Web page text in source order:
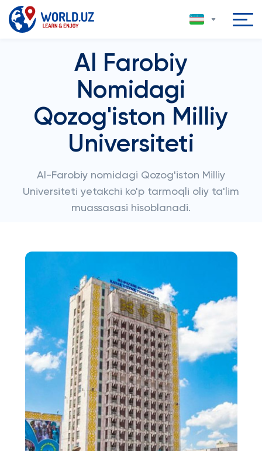
Al Farobiy
Nomidagi
Qozog'iston Milliy
Universiteti
Al-Farobiy nomidagi Qozog'iston Milliy
Universiteti yetakchi ko'p tarmoqli oliy ta'lim
muassasasi hisoblanadi.